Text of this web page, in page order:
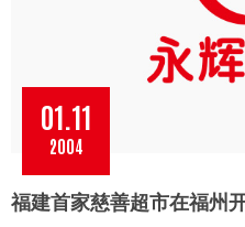
01.11
2004
福建首家慈善超市在福州